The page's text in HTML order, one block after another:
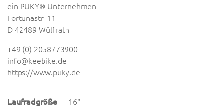
ein PUKY® Unternehmen
Fortunastr. 11
D 42489 Wülfrath
+49 (0) 2058773900
info@keebike.de
https://www.puky.de
Laufradgröße
16"